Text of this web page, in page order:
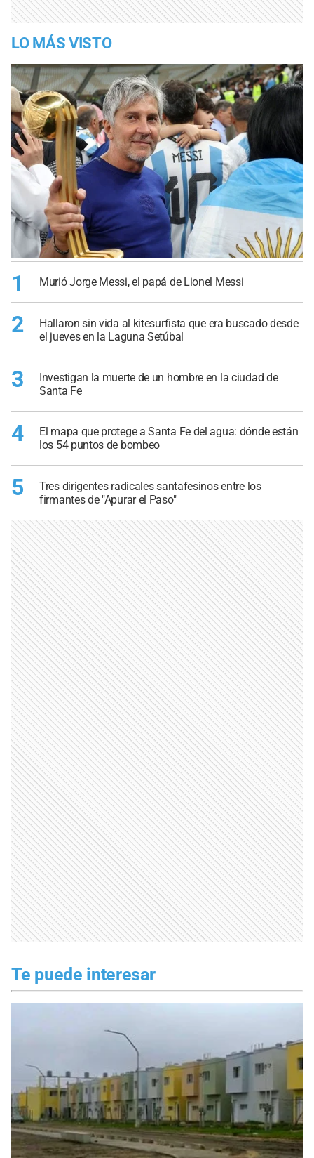
LO MÁS VISTO
1 Murió Jorge Messi, el papá de Lionel Messi
2
Hallaron sin vida al kitesurfista que era buscado desde
el jueves en la Laguna Setúbal
3
Investigan la muerte de un hombre en la ciudad de
Santa Fe
4
El mapa que protege a Santa Fe del agua: dónde están
los 54 puntos de bombeo
5
Tres dirigentes radicales santafesinos entre los
firmantes de "Apurar el Paso"
Te puede interesar